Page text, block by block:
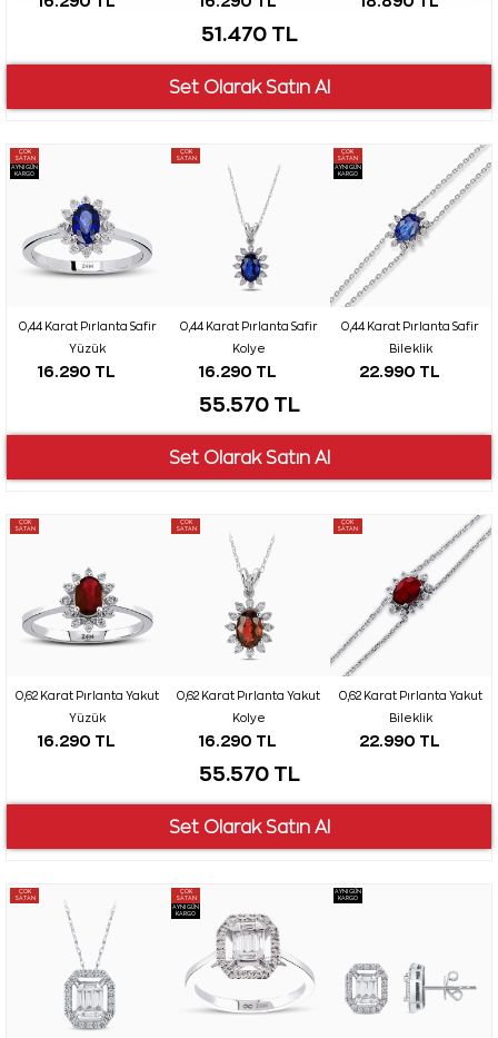
51.470 TL
ÇOK
SATAN
AYNI GÜN
KARGO
0,44 Karat Pırlanta Safir
Yüzük
16.290 TL
ÇOK
SATAN
0,44 Karat Pırlanta Safir
Kolye
16.290 TL
ÇOK
SATAN
AYNI GÜN
KARGO
0,44 Karat Pırlanta Safir
Bileklik
22.990 TL
55.570 TL
ÇOK
SATAN
0,62 Karat Pırlanta Yakut
Yüzük
16.290 TL
ÇOK
SATAN
0,62 Karat Pırlanta Yakut
Kolye
16.290 TL
ÇOK
SATAN
0,62 Karat Pırlanta Yakut
Bileklik
22.990 TL
55.570 TL
ÇOK
SATAN
ÇOK
SATAN
AYNI GÜN
KARGO
AYNI GÜN
KARGO